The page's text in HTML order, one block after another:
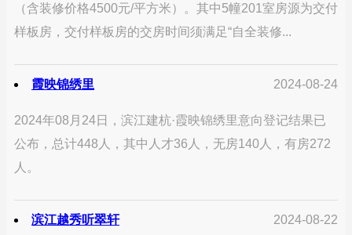
（含装修价格4500元/平方米）。其中5幢201室房源为交付
样板房，交付样板房的交房时间须满足“自全装修...
霞映锦绣里 2024-08-24
2024年08月24日，滨江建杭·霞映锦绣里意向登记结果已
公布，总计448人，其中人才36人，无房140人，有房272
人。
滨江越秀听翠轩 2024-08-22